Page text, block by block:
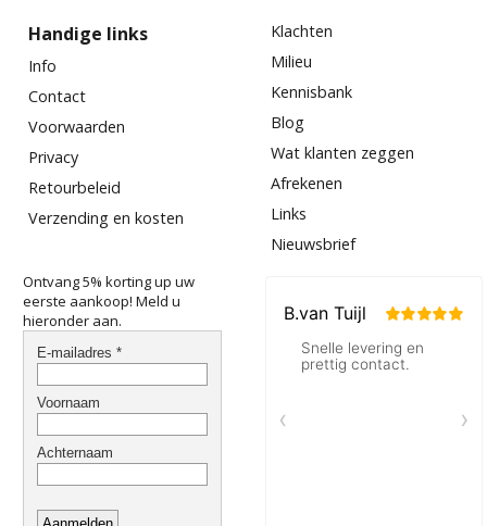
Handige links
Info
Contact
Voorwaarden
Privacy
Retourbeleid
Verzending en kosten
Klachten
Milieu
Kennisbank
Blog
Wat klanten zeggen
Afrekenen
Links
Nieuwsbrief
Ontvang 5% korting up uw
eerste aankoop! Meld u
hieronder aan.